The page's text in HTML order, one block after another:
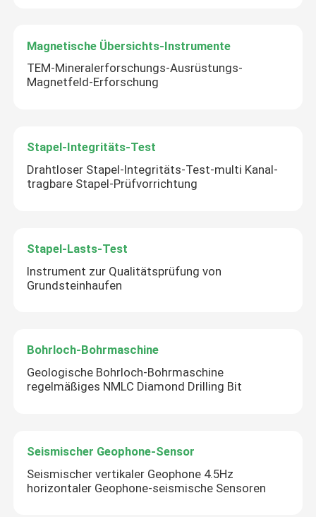
Magnetische Übersichts-Instrumente
TEM-Mineralerforschungs-Ausrüstungs-
Magnetfeld-Erforschung
Stapel-Integritäts-Test
Drahtloser Stapel-Integritäts-Test-multi Kanal-
tragbare Stapel-Prüfvorrichtung
Stapel-Lasts-Test
Instrument zur Qualitätsprüfung von
Grundsteinhaufen
Bohrloch-Bohrmaschine
Geologische Bohrloch-Bohrmaschine
regelmäßiges NMLC Diamond Drilling Bit
Seismischer Geophone-Sensor
Seismischer vertikaler Geophone 4.5Hz
horizontaler Geophone-seismische Sensoren